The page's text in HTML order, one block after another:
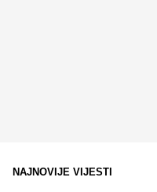
NAJNOVIJE VIJESTI